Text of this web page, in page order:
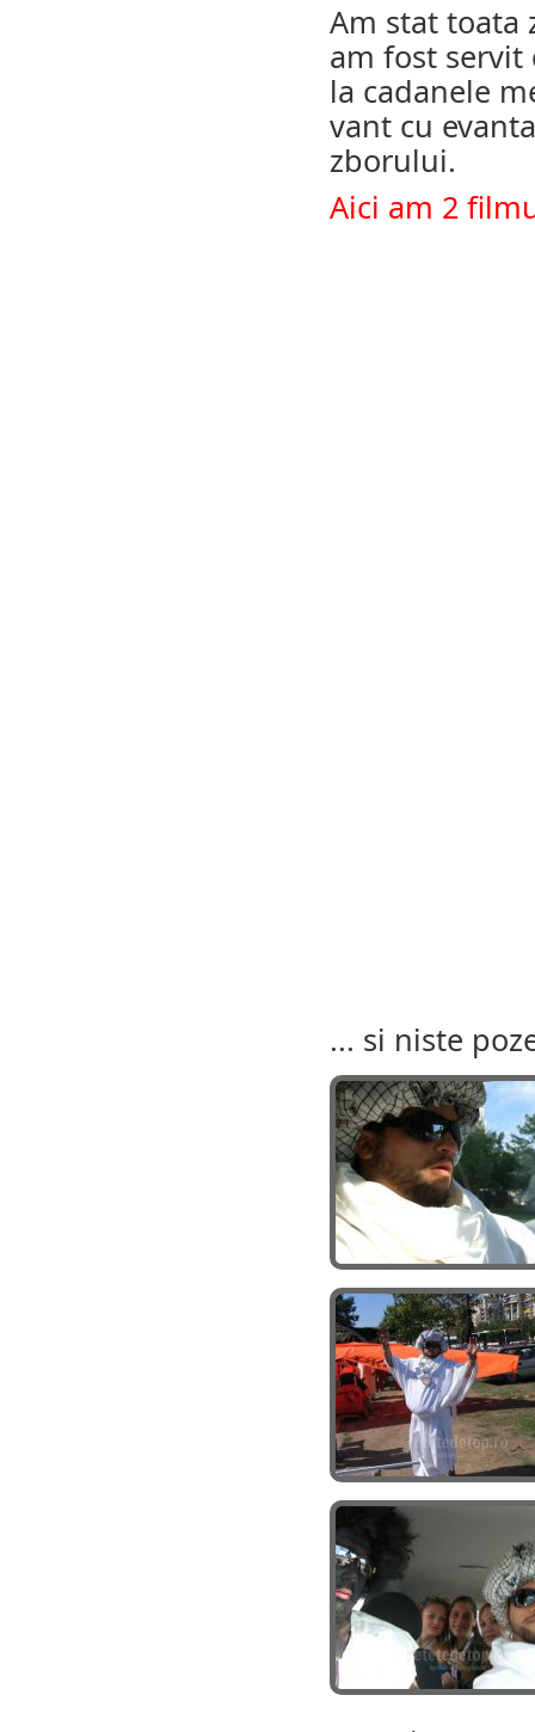
Am stat toata
am fost
la cadanele
vant cu
zborului.
Aici am 2
... si niste